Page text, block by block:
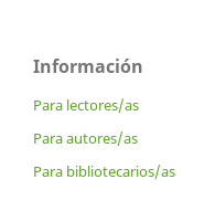
Información
Para lectores/as
Para autores/as
Para bibliotecarios/as